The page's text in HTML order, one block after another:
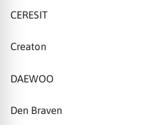
CERESIT
Creaton
DAEWOO
Den Braven